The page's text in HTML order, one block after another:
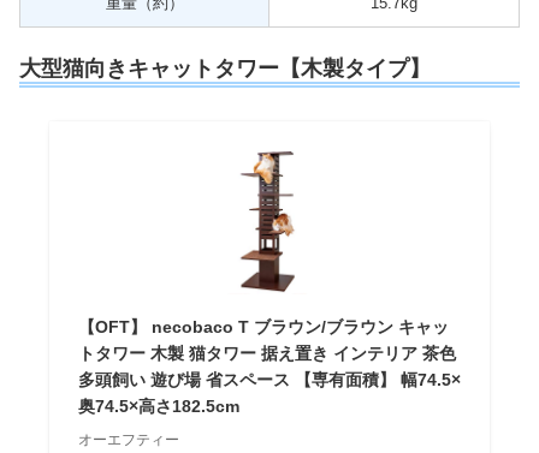
大型猫向きキャットタワー【木製タイプ】
【OFT】 necobaco T ブラウン/ブラウン キャッ
トタワー 木製 猫タワー 据え置き インテリア 茶色
多頭飼い 遊び場 省スペース 【専有面積】 幅74.5×
奥74.5×高さ182.5cm
オーエフティー